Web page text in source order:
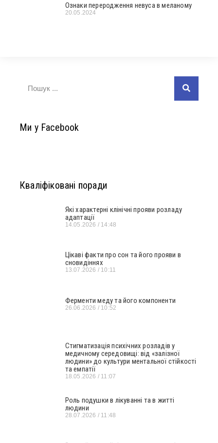
Ознаки переродження невуса в меланому
20.05.2024
Ми у Facebook
Кваліфіковані поради
Які характерні клінічні прояви розладу
адаптації
14.05.2026 14:48
Цікаві факти про сон та його прояви в
сновидіннях
13.07.2026 10:11
Ферменти меду та його компоненти
26.06.2026 10:52
Стигматизація психічних розладів у
медичному середовищі: від «залізної
людини» до культури ментальної стійкості
та емпатії
18.05.2026 11:07
Роль подушки в лікуванні та в житті
людини
28.07.2026 11:48